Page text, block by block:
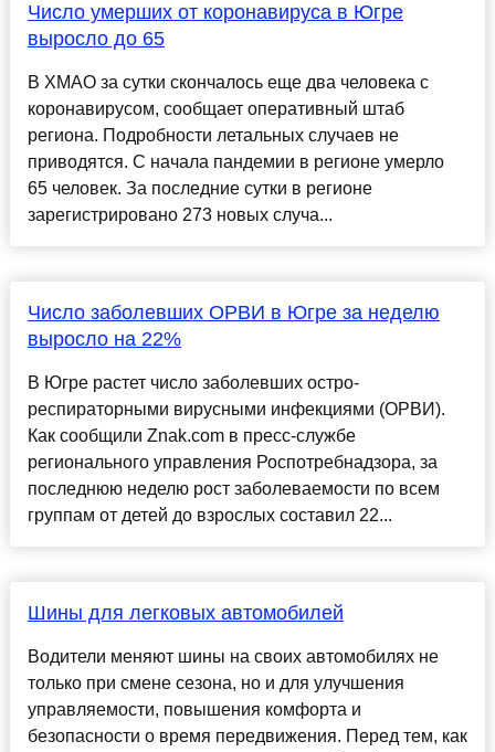
Число умерших от коронавируса в Югре
выросло до 65
В ХМАО за сутки скончалось еще два человека с
коронавирусом, сообщает оперативный штаб
региона. Подробности летальных случаев не
приводятся. С начала пандемии в регионе умерло
65 человек. За последние сутки в регионе
зарегистрировано 273 новых случа...
Число заболевших ОРВИ в Югре за неделю
выросло на 22%
В Югре растет число заболевших остро-
респираторными вирусными инфекциями (ОРВИ).
Как сообщили Znak.com в пресс-службе
регионального управления Роспотребнадзора, за
последнюю неделю рост заболеваемости по всем
группам от детей до взрослых составил 22...
Шины для легковых автомобилей
Водители меняют шины на своих автомобилях не
только при смене сезона, но и для улучшения
управляемости, повышения комфорта и
безопасности о время передвижения. Перед тем, как